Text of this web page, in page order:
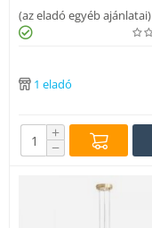
(az eladó egyéb ajánlatai)
1 eladó
+
−